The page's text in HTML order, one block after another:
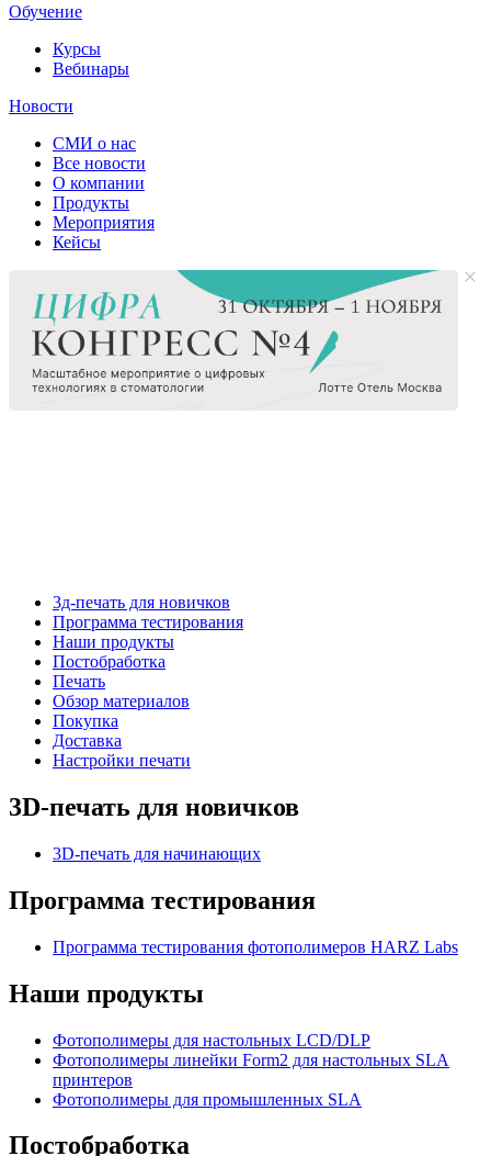
Обучение
Курсы
Вебинары
Новости
СМИ о нас
Все новости
О компании
Продукты
Мероприятия
Кейсы
3д-печать для новичков
Программа тестирования
Наши продукты
Постобработка
Печать
Обзор материалов
Покупка
Доставка
Настройки печати
3D-печать для новичков
3D-печать для начинающих
Программа тестирования
Программа тестирования фотополимеров HARZ Labs
Наши продукты
Фотополимеры для настольных LCD/DLP
Фотополимеры линейки Form2 для настольных SLA
принтеров
Фотополимеры для промышленных SLA
Постобработка